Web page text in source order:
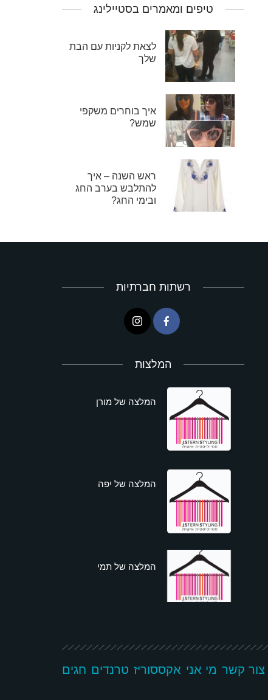
טיפים ומאמרים בסטיילינג
לצאת לקניות עם הבת
שלך
איך בוחרים משקפי
שמש?
ראש השנה – איך
להתלבש בערב החג
ובימי החג?
רשתות חברתיות
המלצות
המלצה של מורן
המלצה של יפה
המלצה של תמי
צור קשר מי אני אקססוריז טרנדים חגים